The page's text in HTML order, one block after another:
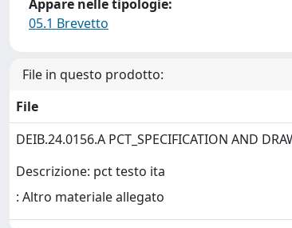
Appare nelle tipologie:
05.1 Brevetto
File in questo prodotto:
File
DEIB.24.0156.A PCT_SPECIFICATION AND
Descrizione: pct testo ita
: Altro materiale allegato